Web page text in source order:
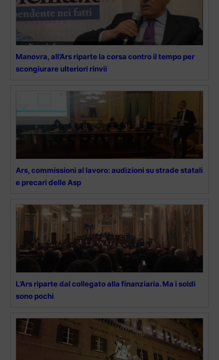
Manovra, all’Ars riparte la corsa contro il tempo per
scongiurare ulteriori rinvii
Ars, commissioni al lavoro: audizioni su strade statali
e precari delle Asp
L’Ars riparte dal collegato alla finanziaria. Ma i soldi
sono pochi